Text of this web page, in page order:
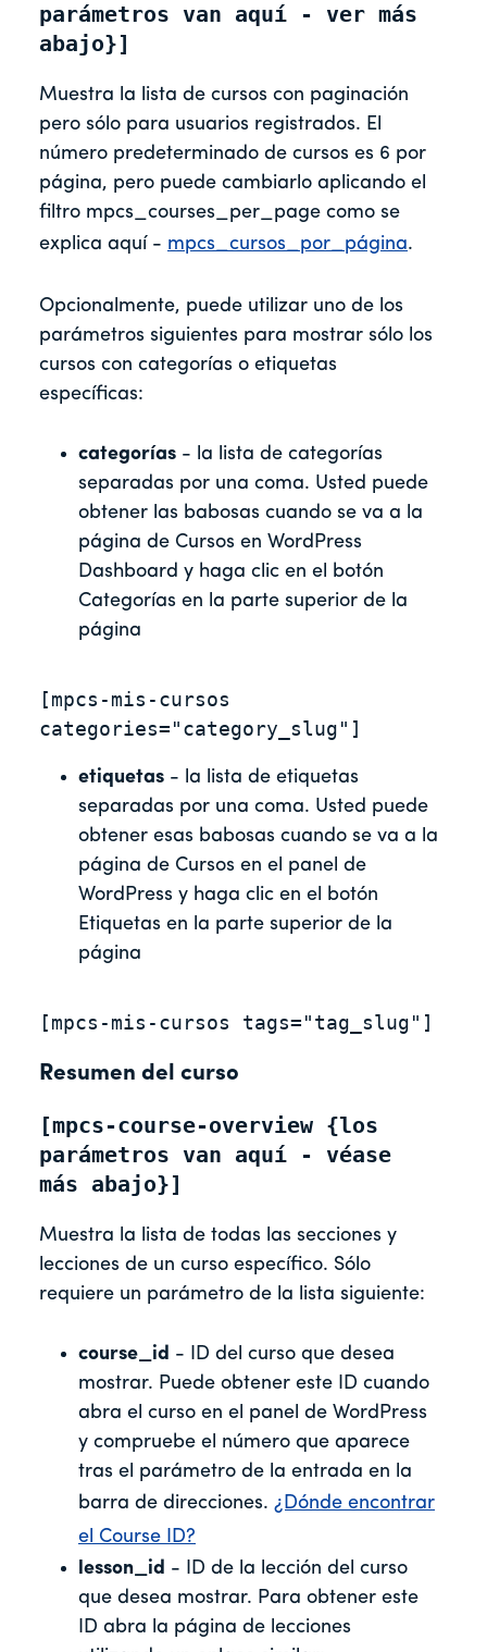
parámetros van aquí - ver más
abajo}]
Muestra la lista de cursos con paginación
pero sólo para usuarios registrados. El
número predeterminado de cursos es 6 por
página, pero puede cambiarlo aplicando el
filtro mpcs_courses_per_page como se
explica aquí - mpcs_cursos_por_página.
Opcionalmente, puede utilizar uno de los
parámetros siguientes para mostrar sólo los
cursos con categorías o etiquetas
específicas:
categorías - la lista de categorías
separadas por una coma. Usted puede
obtener las babosas cuando se va a la
página de Cursos en WordPress
Dashboard y haga clic en el botón
Categorías en la parte superior de la
página
[mpcs-mis-cursos
categories="category_slug"]
etiquetas - la lista de etiquetas
separadas por una coma. Usted puede
obtener esas babosas cuando se va a la
página de Cursos en el panel de
WordPress y haga clic en el botón
Etiquetas en la parte superior de la
página
[mpcs-mis-cursos tags="tag_slug"]
Resumen del curso
[mpcs-course-overview {los
parámetros van aquí - véase
más abajo}]
Muestra la lista de todas las secciones y
lecciones de un curso específico. Sólo
requiere un parámetro de la lista siguiente:
course_id - ID del curso que desea
mostrar. Puede obtener este ID cuando
abra el curso en el panel de WordPress
y compruebe el número que aparece
tras el parámetro de la entrada en la
barra de direcciones. ¿Dónde encontrar
el Course ID?
lesson_id - ID de la lección del curso
que desea mostrar. Para obtener este
ID abra la página de lecciones